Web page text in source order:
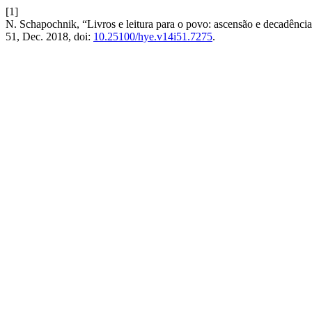
[1]
N. Schapochnik, “Livros e leitura para o povo: ascensão e
51, Dec. 2018, doi: 10.25100/hye.v14i51.7275.